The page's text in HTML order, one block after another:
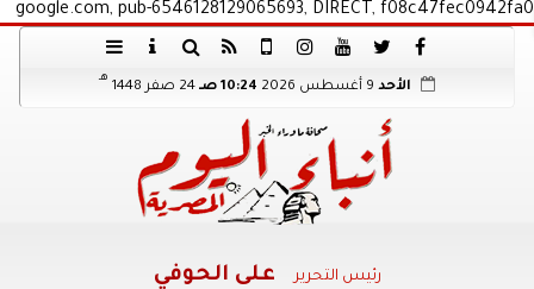
google.com, pub-6546128129065693, DIRECT, f08c47fec0942fa0
الأحد 10:24 صـ 24 صفر 1448
هـ
رئيس التحرير على الحوفي